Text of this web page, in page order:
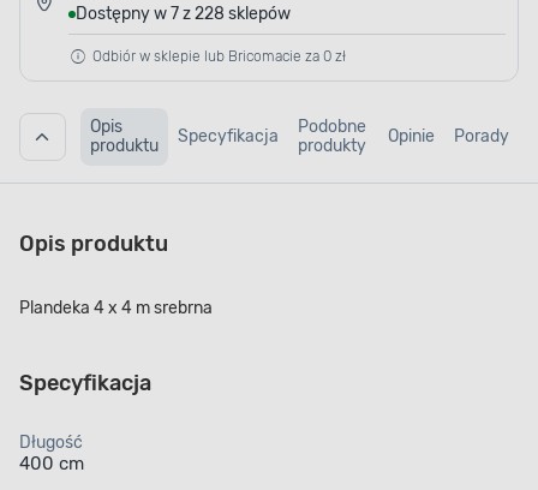
Dostępny w 7 z 228 sklepów
Odbiór w sklepie lub Bricomacie za 0 zł
Opis
produktu
Specyfikacja
Podobne
produkty
Opinie Porady
Opis produktu
Plandeka 4 x 4 m srebrna
Specyfikacja
Długość
400 cm